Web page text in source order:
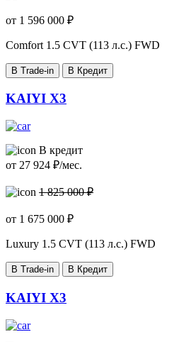
от 1 596 000 ₽
Comfort 1.5 CVT (113 л.с.) FWD
В Trade-in В Кредит
KAIYI X3
В кредит
от 27 924 ₽/мес.
1 825 000 ₽
от 1 675 000 ₽
Luxury 1.5 CVT (113 л.с.) FWD
В Trade-in В Кредит
KAIYI X3